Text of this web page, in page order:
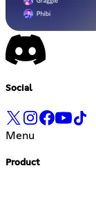
Social
Menu
Product